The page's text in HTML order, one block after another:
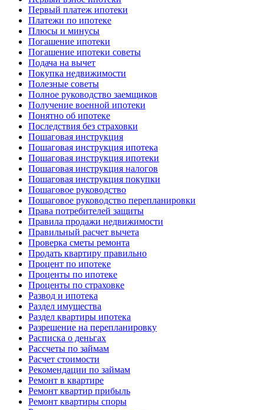
Первый платеж ипотеки
Платежи по ипотеке
Плюсы и минусы
Погашение ипотеки
Погашение ипотеки советы
Подача на вычет
Покупка недвижимости
Полезные советы
Полное руководство заемщиков
Получение военной ипотеки
Понятно об ипотеке
Последствия без страховки
Пошаговая инструкция
Пошаговая инструкция ипотека
Пошаговая инструкция ипотеки
Пошаговая инструкция налогов
Пошаговая инструкция покупки
Пошаговое руководство
Пошаговое руководство перепланировки
Права потребителей защиты
Правила продажи недвижимости
Правильный расчет вычета
Проверка сметы ремонта
Продать квартиру правильно
Процент по ипотеке
Проценты по ипотеке
Проценты по страховке
Развод и ипотека
Раздел имущества
Раздел квартиры ипотека
Разрешение на перепланировку
Расписка о деньгах
Рассчеты по займам
Расчет стоимости
Рекомендации по займам
Ремонт в квартире
Ремонт квартир прибыль
Ремонт квартиры споры